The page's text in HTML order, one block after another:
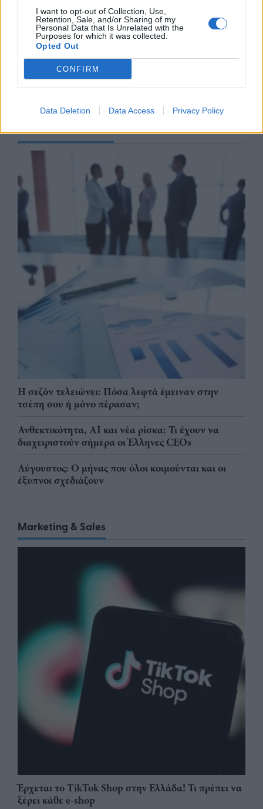
I want to opt-out of Collection, Use,
Retention, Sale, and/or Sharing of my
Personal Data that Is Unrelated with the
Purposes for which it was collected.
Opted Out
CONFIRM
Data Deletion Data Access Privacy Policy
27/07/26|13:57
Το φυσικό μεταλλικό νερό ΒΙΚΟΣ
ενισχύει το πολιτιστικό καλοκαίρι
24/07/26
Business Know-how
Η σεζόν τελειώνει: Πόσα λεφτά έμειναν στην
τσέπη σου ή μόνο πέρασαν;
Ανθεκτικότητα, AI και νέα ρίσκα: Τι έχουν να
διαχειριστούν σήμερα οι Έλληνες CEOs
Αύγουστος: Ο μήνας που όλοι κοιμούνται και οι
έξυπνοι σχεδιάζουν
Marketing & Sales
Έρχεται το TikTok Shop στην Ελλάδα! Τι πρέπει να
ξέρει κάθε e-shop